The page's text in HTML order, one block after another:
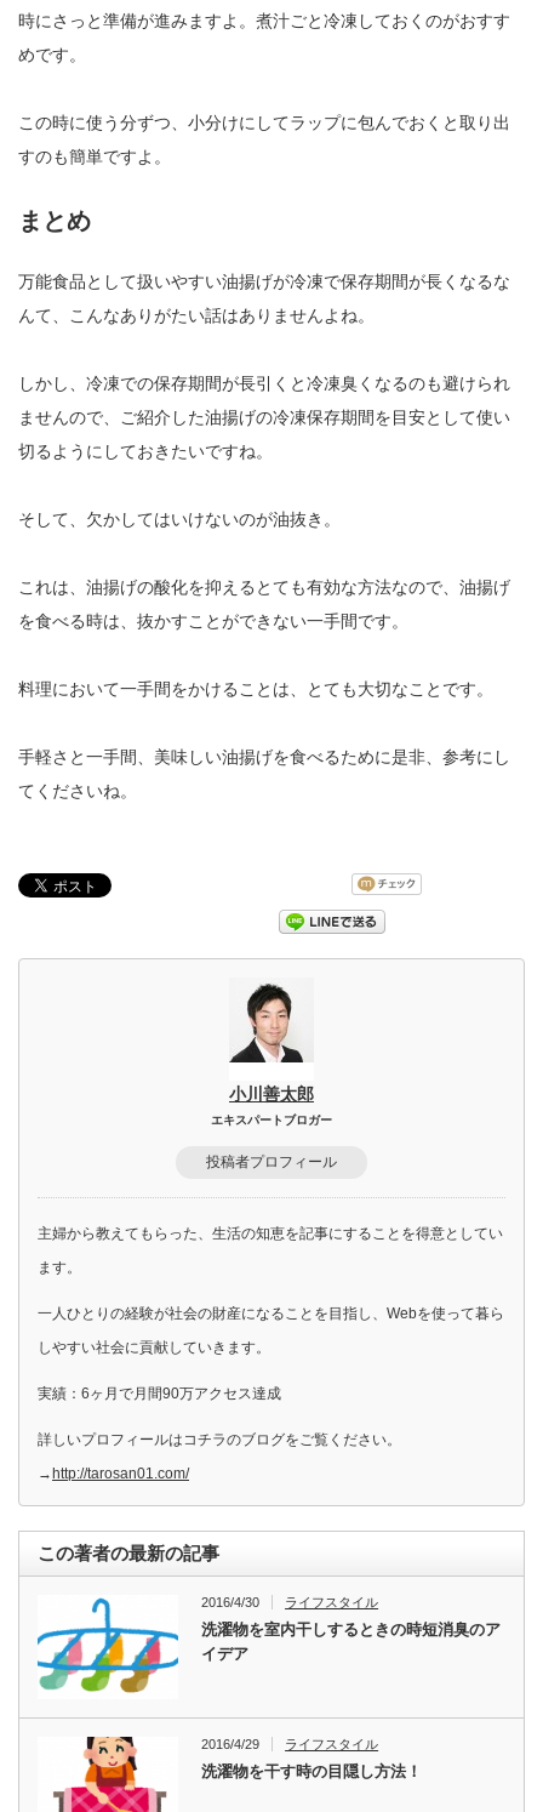
時にさっと準備が進みますよ。煮汁ごと冷凍しておくのがおすす
めです。
この時に使う分ずつ、小分けにしてラップに包んでおくと取り出
すのも簡単ですよ。
まとめ
万能食品として扱いやすい油揚げが冷凍で保存期間が長くなるな
んて、こんなありがたい話はありませんよね。
しかし、冷凍での保存期間が長引くと冷凍臭くなるのも避けられ
ませんので、ご紹介した油揚げの冷凍保存期間を目安として使い
切るようにしておきたいですね。
そして、欠かしてはいけないのが油抜き。
これは、油揚げの酸化を抑えるとても有効な方法なので、油揚げ
を食べる時は、抜かすことができない一手間です。
料理において一手間をかけることは、とても大切なことです。
手軽さと一手間、美味しい油揚げを食べるために是非、参考にし
てくださいね。
小川善太郎
エキスパートブロガー
投稿者プロフィール
主婦から教えてもらった、生活の知恵を記事にすることを得意としてい
ます。
一人ひとりの経験が社会の財産になることを目指し、Webを使って暮ら
しやすい社会に貢献していきます。
実績：6ヶ月で月間90万アクセス達成
詳しいプロフィールはコチラのブログをご覧ください。
→ http://tarosan01.com/
この著者の最新の記事
2016/4/30 ライフスタイル
洗濯物を室内干しするときの時短消臭のア
イデア
2016/4/29 ライフスタイル
洗濯物を干す時の目隠し方法！